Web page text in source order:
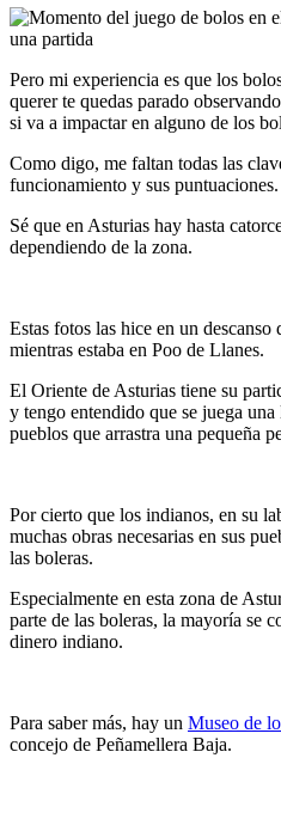
Pero mi experiencia es que los
querer te quedas parado
si va a impactar en alguno de los
Como digo, me faltan todas las
funcionamiento y sus puntuaciones.
Sé que en Asturias hay hasta
dependiendo de la zona.
Estas fotos las hice en un
mientras estaba en Poo de Llanes.
El Oriente de Asturias tiene su
y tengo entendido que se juega
pueblos que arrastra una pequeña
Por cierto que los indianos, en su
muchas obras necesarias en sus
las boleras.
Especialmente en esta zona de
parte de las boleras, la mayoría se
dinero indiano.
Para saber más, hay un Museo de
concejo de Peñamellera Baja.